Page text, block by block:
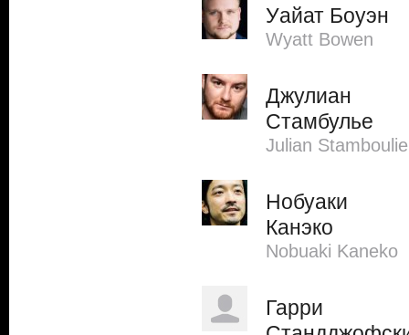
Уайат Боуэн
Wyatt Bowen
Джулиан
Стамбулье
Julian
Нобуаки
Канэко
Nobuaki Kaneko
Гарри